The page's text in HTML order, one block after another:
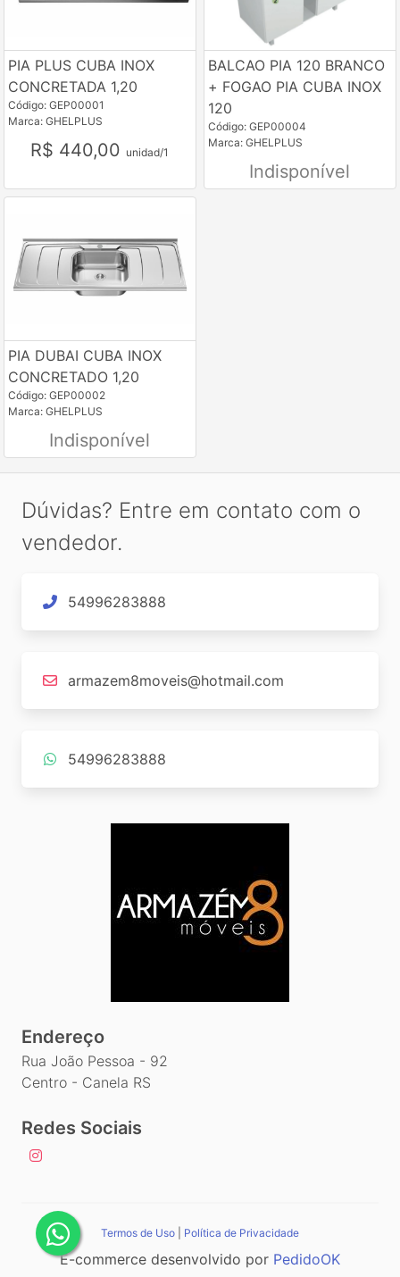
PIA PLUS CUBA INOX
CONCRETADA 1,20
Código: GEP00001
Marca: GHELPLUS
R$ 440,00 unidad/1
BALCAO PIA 120 BRANCO
+ FOGAO PIA CUBA INOX
120
Código: GEP00004
Marca: GHELPLUS
Indisponível
PIA DUBAI CUBA INOX
CONCRETADO 1,20
Código: GEP00002
Marca: GHELPLUS
Indisponível
Dúvidas? Entre em contato com o
vendedor.
54996283888
armazem8moveis@hotmail.com
54996283888
Endereço
Rua João Pessoa - 92
Centro - Canela RS
Redes Sociais
Termos de Uso Política de Privacidade
E-commerce desenvolvido por PedidoOK